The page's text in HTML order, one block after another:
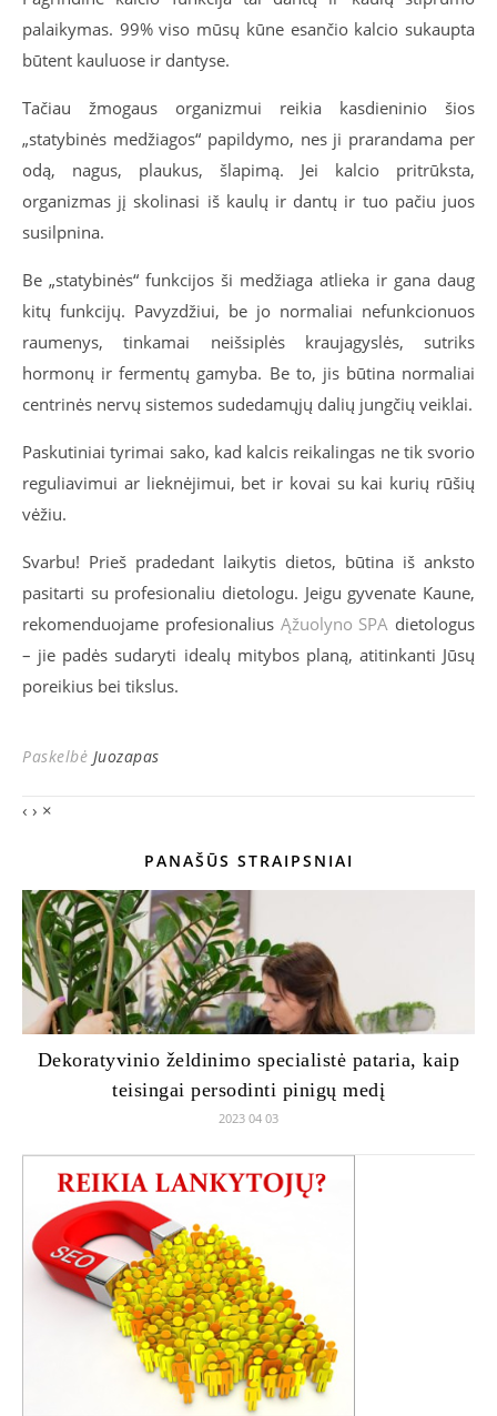
palaikymas. 99% viso mūsų kūne esančio kalcio sukaupta
būtent kauluose ir dantyse.
Tačiau žmogaus organizmui reikia kasdieninio šios
„statybinės medžiagos“ papildymo, nes ji prarandama per
odą, nagus, plaukus, šlapimą. Jei kalcio pritrūksta,
organizmas jį skolinasi iš kaulų ir dantų ir tuo pačiu juos
susilpnina.
Be „statybinės“ funkcijos ši medžiaga atlieka ir gana daug
kitų funkcijų. Pavyzdžiui, be jo normaliai nefunkcionuos
raumenys, tinkamai neišsiplės kraujagyslės, sutriks
hormonų ir fermentų gamyba. Be to, jis būtina normaliai
centrinės nervų sistemos sudedamųjų dalių jungčių veiklai.
Paskutiniai tyrimai sako, kad kalcis reikalingas ne tik svorio
reguliavimui ar lieknėjimui, bet ir kovai su kai kurių rūšių
vėžiu.
Svarbu! Prieš pradedant laikytis dietos, būtina iš anksto
pasitarti su profesionaliu dietologu. Jeigu gyvenate Kaune,
rekomenduojame profesionalius Ąžuolyno SPA dietologus
– jie padės sudaryti idealų mitybos planą, atitinkanti Jūsų
poreikius bei tikslus.
Paskelbė Juozapas
‹ › ×
PANAŠŪS STRAIPSNIAI
Dekoratyvinio želdinimo specialistė pataria, kaip
teisingai persodinti pinigų medį
2023 04 03